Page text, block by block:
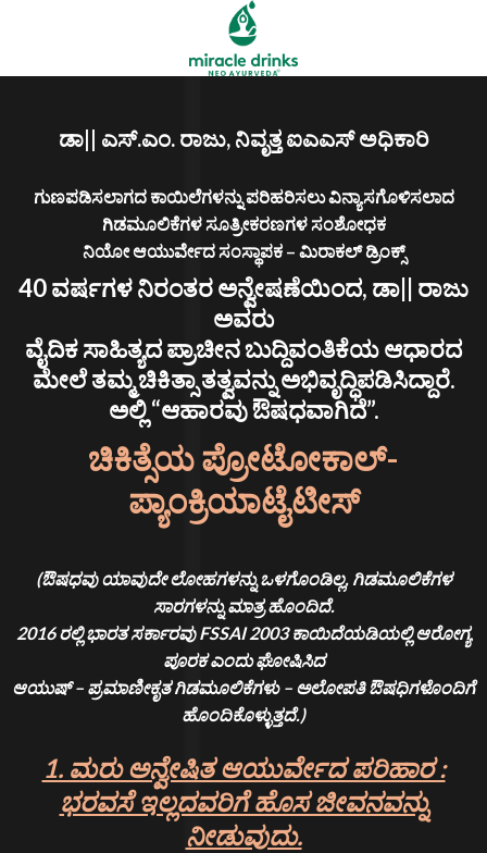
ಡಾ|| ಎಸ್.ಎಂ. ರಾಜು, ನಿವೃತ್ತ ಐಎಎಸ್ ಅಧಿಕಾರಿ
ಗುಣಪಡಿಸಲಾಗದ ಕಾಯಿಲೆಗಳನ್ನು ಪರಿಹರಿಸಲು ವಿನ್ಯಾಸಗೊಳಿಸಲಾದ
ಗಿಡಮೂಲಿಕೆಗಳ ಸೂತ್ರೀಕರಣಗಳ ಸಂಶೋಧಕ
ನಿಯೋ ಆಯುರ್ವೇದ ಸಂಸ್ಥಾಪಕ – ಮಿರಾಕಲ್ ಡ್ರಿಂಕ್ಸ್
40 ವರ್ಷಗಳ ನಿರಂತರ ಅನ್ವೇಷಣೆಯಿಂದ, ಡಾ|| ರಾಜು
ಅವರು
ವೈದಿಕ ಸಾಹಿತ್ಯದ ಪ್ರಾಚೀನ ಬುದ್ದಿವಂತಿಕೆಯ ಆಧಾರದ
ಮೇಲೆ ತಮ್ಮ ಚಿಕಿತ್ಸಾ ತತ್ವವನ್ನು ಅಭಿವೃದ್ಧಿಪಡಿಸಿದ್ದಾರೆ.
ಅಲ್ಲಿ “ಆಹಾರವು ಔಷಧವಾಗಿದೆ”.
ಚಿಕಿತ್ಸೆಯ ಪ್ರೋಟೋಕಾಲ್-
ಪ್ಯಾಂಕ್ರಿಯಾಟೈಟೀಸ್
(ಔಷಧವು ಯಾವುದೇ ಲೋಹಗಳನ್ನು ಒಳಗೊಂಡಿಲ್ಲ, ಗಿಡಮೂಲಿಕೆಗಳ
ಸಾರಗಳನ್ನು ಮಾತ್ರ ಹೊಂದಿದೆ.
2016 ರಲ್ಲಿ ಭಾರತ ಸರ್ಕಾರವು FSSAI 2003 ಕಾಯಿದೆಯಡಿಯಲ್ಲಿ ಆರೋಗ್ಯ
ಪೂರಕ ಎಂದು ಘೋಷಿಸಿದ
ಆಯುಷ್ – ಪ್ರಮಾಣೀಕೃತ ಗಿಡಮೂಲಿಕೆಗಳು – ಅಲೋಪತಿ ಔಷಧಿಗಳೊಂದಿಗೆ
ಹೊಂದಿಕೊಳ್ಳುತ್ತದೆ.)
1. ಮರು ಅನ್ವೇಷಿತ ಆಯುರ್ವೇದ ಪರಿಹಾರ :
ಭರವಸೆ ಇಲ್ಲದವರಿಗೆ ಹೊಸ ಜೀವನವನ್ನು
ನೀಡುವುದು.